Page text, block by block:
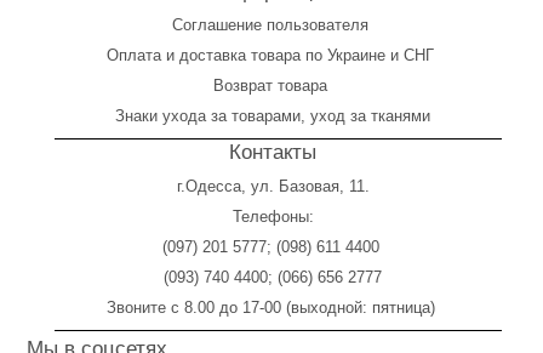
Соглашение пользователя
Оплата и доставка товара по Украине и СНГ
Возврат товара
Знаки ухода за товарами, уход за тканями
Контакты
г.Одесса, ул. Базовая, 11.
Телефоны:
(097) 201 5777; (098) 611 4400
(093) 740 4400; (066) 656 2777
Звоните с 8.00 до 17-00 (выходной: пятница)
Мы в соцсетях